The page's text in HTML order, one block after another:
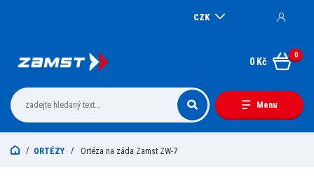
Menu
CZK
0
0 Kč
ORTÉZY Ortéza na záda Zamst ZW-7